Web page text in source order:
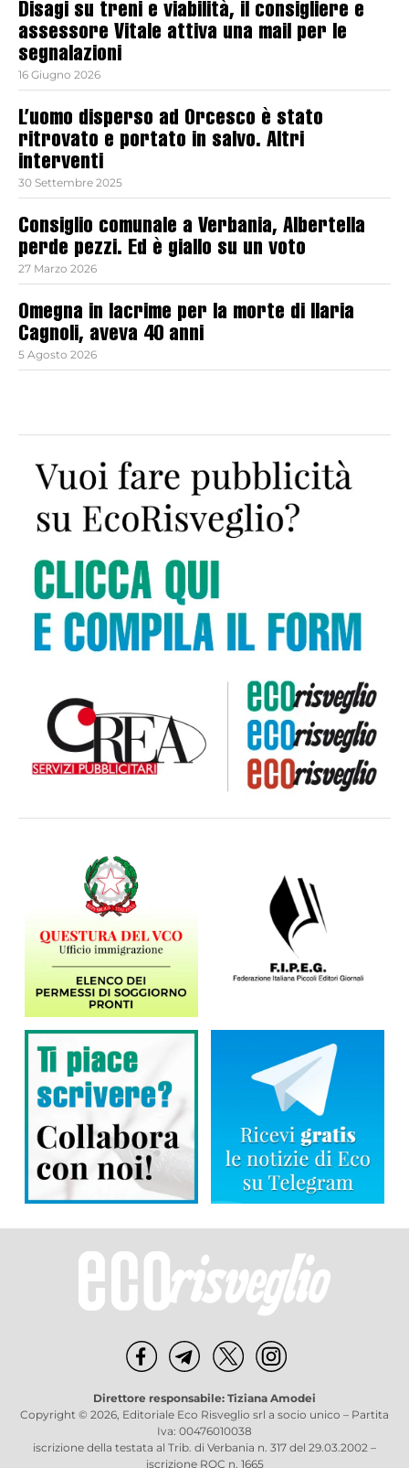
Disagi su treni e viabilità, il consigliere e
assessore Vitale attiva una mail per le
segnalazioni
16 Giugno 2026
L’uomo disperso ad Orcesco è stato
ritrovato e portato in salvo. Altri
interventi
30 Settembre 2025
Consiglio comunale a Verbania, Albertella
perde pezzi. Ed è giallo su un voto
27 Marzo 2026
Omegna in lacrime per la morte di Ilaria
Cagnoli, aveva 40 anni
5 Agosto 2026
Direttore responsabile: Tiziana Amodei
Copyright © 2026, Editoriale Eco Risveglio srl a socio unico – Partita
Iva: 00476010038
iscrizione della testata al Trib. di Verbania n. 317 del 29.03.2002 –
iscrizione ROC n. 1665